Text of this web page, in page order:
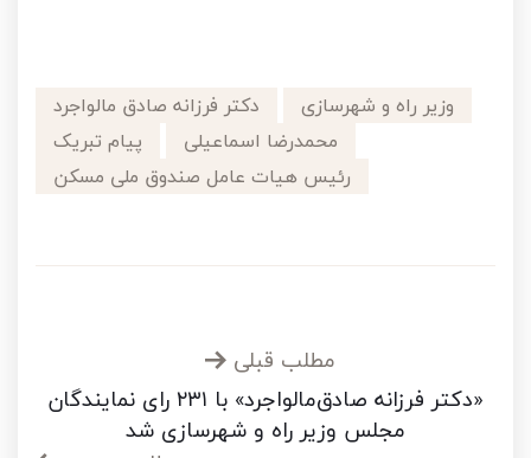
دکتر فرزانه صادق مالواجرد
وزیر راه و شهرسازی
پیام تبریک
محمدرضا اسماعیلی
رئیس هیات عامل صندوق ملی مسکن
مطلب قبلی
«دکتر فرزانه صادق‌مالواجرد» با ۲۳۱ رای نمایندگان
مجلس وزیر راه و شهرسازی شد